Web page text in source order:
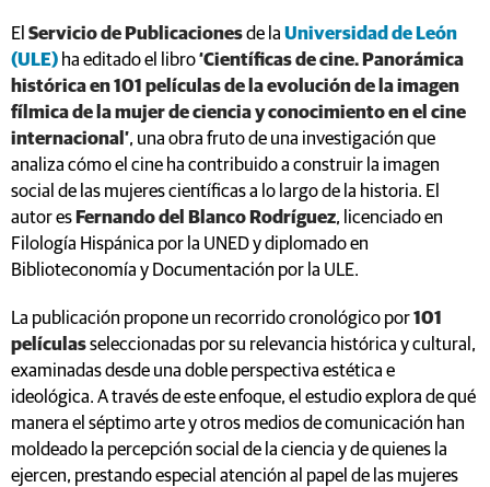
El Servicio de Publicacionesde la Universidad de León
(ULE) ha editado el libro‘Científicas de cine. Panorámica
histórica en 101 películas de la evolución de la imagen
fílmica de la mujer de ciencia y conocimiento en el cine
internacional’, una obra fruto de una investigación que
analiza cómo el cine ha contribuido a construir la imagen
social de las mujeres científicas a lo largo de la historia. El
autor es Fernando del Blanco Rodríguez, licenciado en
Filología Hispánica por la UNED y diplomado en
Biblioteconomía y Documentación por la ULE.
La publicación propone un recorrido cronológico por101
películasseleccionadas por su relevancia histórica y cultural,
examinadas desde una doble perspectiva estética e
ideológica. A través de este enfoque, el estudio explora de qué
manera el séptimo arte y otros medios de comunicación han
moldeado la percepción social de la ciencia y de quienes la
ejercen, prestando especial atención al papel de las mujeres